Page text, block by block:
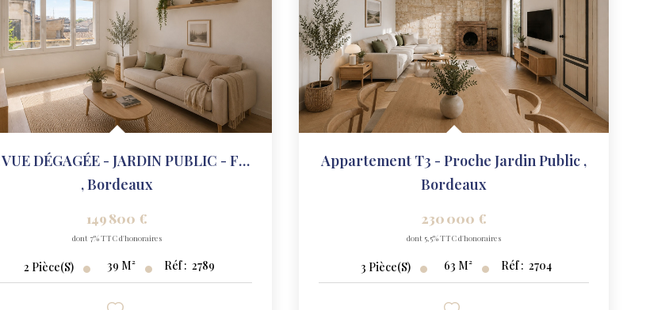
T2 VUE DÉGAGÉE - JARDIN PUBLIC - FONDAUDEGE
,Bordeaux
149 800 €
dont 7% TTC d'honoraires
2 Pièce(s) 39 M² Réf : 2789
Appartement T3 - Proche Jardin Public ,
Bordeaux
230 000 €
dont 5,5% TTC d'honoraires
3 Pièce(s) 63 M² Réf : 2704